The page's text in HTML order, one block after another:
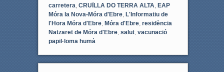
carretera, CRUÏLLA DO TERRA ALTA, EAP
Móra la Nova-Móra d'Ebre, L'Informatiu de
l'Hora Móra d'Ebre, Móra d'Ebre, residència
Natzaret de Móra d'Ebre, salut, vacunació
papil·loma humà